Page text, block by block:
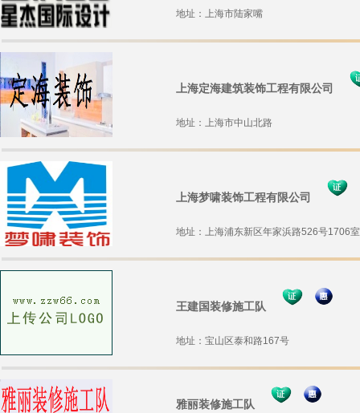
地址：上海市陆家嘴
上海定海建筑装饰工程有限公司
地址：上海市中山北路
上海梦啸装饰工程有限公司
地址：上海浦东新区年家浜路526号1706室
王建国装修施工队
地址：宝山区泰和路167号
雅丽装修施工队